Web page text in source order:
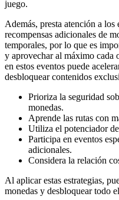
juego.
Además, presta atención a los
recompensas adicionales de
temporales, por lo que es
y aprovechar al máximo cada
en estos eventos puede
desbloquear contenidos
Prioriza la seguridad
monedas.
Aprende las rutas con
Utiliza el potenciador
Participa en eventos
adicionales.
Considera la relación
Al aplicar estas estrategias,
monedas y desbloquear todo